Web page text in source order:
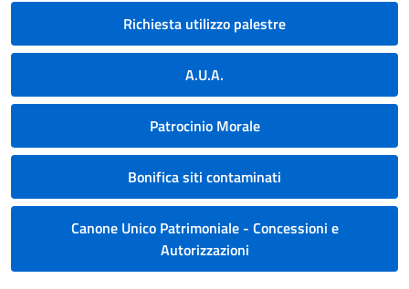
Richiesta utilizzo palestre
A.U.A.
Patrocinio Morale
Bonifica siti contaminati
Canone Unico Patrimoniale - Concessioni e
Autorizzazioni